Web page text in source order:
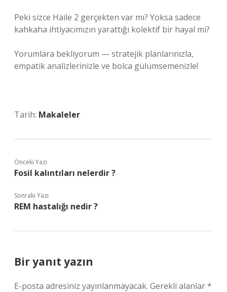
Peki sizce Haile 2 gerçekten var mı? Yoksa sadece
kahkaha ihtiyacımızın yarattığı kolektif bir hayal mi?
Yorumlara bekliyorum — stratejik planlarınızla,
empatik analizlerinizle ve bolca gülümsemenizle!
Tarih: Makaleler
Önceki Yazı
Fosil kalıntıları nelerdir ?
Sonraki Yazı
REM hastalığı nedir ?
Bir yanıt yazın
E-posta adresiniz yayınlanmayacak. Gerekli alanlar*